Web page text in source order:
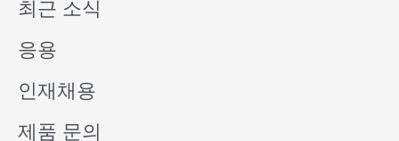
e
최근 소식
응용
인재채용
제품 문의